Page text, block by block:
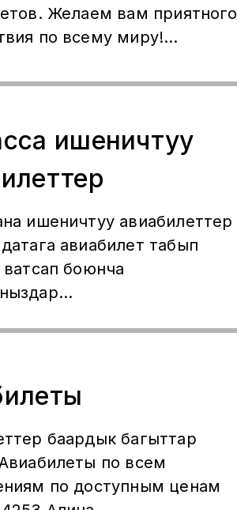
Желаем вам приятного
по всему миру!
ишеничтуу
ишеничтуу авиабилеттер
авиабилет табып
боюнча
баардык багыттар
по всем
по доступным ценам